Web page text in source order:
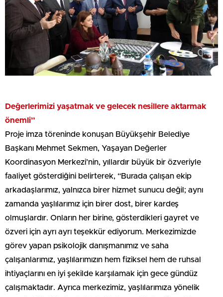
Değerlerimizi yaşatmak ve gelecek nesillere aktarmak
önemli”
Proje imza töreninde konuşan Büyükşehir Belediye
Başkanı Mehmet Sekmen, Yaşayan Değerler
Koordinasyon Merkezi’nin, yıllardır büyük bir özveriyle
faaliyet gösterdiğini belirterek, “Burada çalışan ekip
arkadaşlarımız, yalnızca birer hizmet sunucu değil; aynı
zamanda yaşlılarımız için birer dost, birer kardeş
olmuşlardır. Onların her birine, gösterdikleri gayret ve
özveri için ayrı ayrı teşekkür ediyorum. Merkezimizde
görev yapan psikolojik danışmanımız ve saha
çalışanlarımız, yaşlılarımızın hem fiziksel hem de ruhsal
ihtiyaçlarını en iyi şekilde karşılamak için gece gündüz
çalışmaktadır. Ayrıca merkezimiz, yaşlılarımıza yönelik